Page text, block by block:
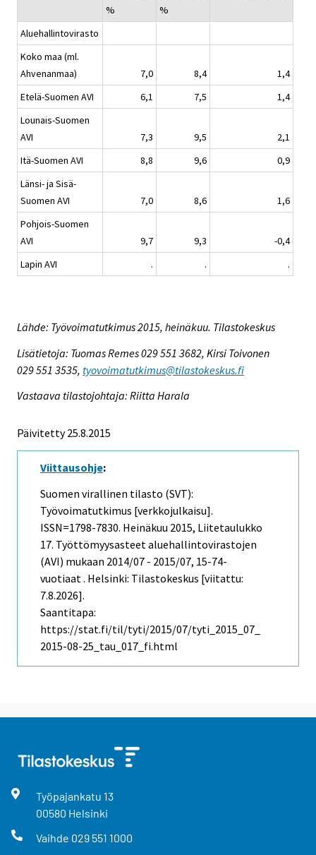
%
%
Aluehallintovirasto
Koko maa (ml.
Ahvenanmaa)
7,0 8,4
1,4
Etelä-Suomen AVI
6,1 7,5
1,4
Lounais-Suomen
AVI
7,3 9,5
2,1
Itä-Suomen AVI
8,8 9,6
0,9
Länsi- ja Sisä-
Suomen AVI
7,0 8,6
1,6
Pohjois-Suomen
AVI
9,7 9,3
-0,4
Lapin AVI
. . .
Lähde: Työvoimatutkimus 2015, heinäkuu. Tilastokeskus
Lisätietoja: Tuomas Remes 029 551 3682, Kirsi Toivonen
029 551 3535, tyovoimatutkimus@tilastokeskus.fi
Vastaava tilastojohtaja: Riitta Harala
Päivitetty 25.8.2015
Viittausohje:
Suomen virallinen tilasto (SVT):
Työvoimatutkimus [verkkojulkaisu].
ISSN=1798-7830. Heinäkuu 2015, Liitetaulukko
17. Työttömyysasteet aluehallintovirastojen
(AVI) mukaan 2014/07 - 2015/07, 15-74-
vuotiaat . Helsinki: Tilastokeskus [viitattu:
7.8.2026].
Saantitapa:
https://stat.fi/til/tyti/2015/07/tyti_2015_07_
2015-08-25_tau_017_fi.html
Työpajankatu 13
00580 Helsinki
Vaihde 029 551 1000